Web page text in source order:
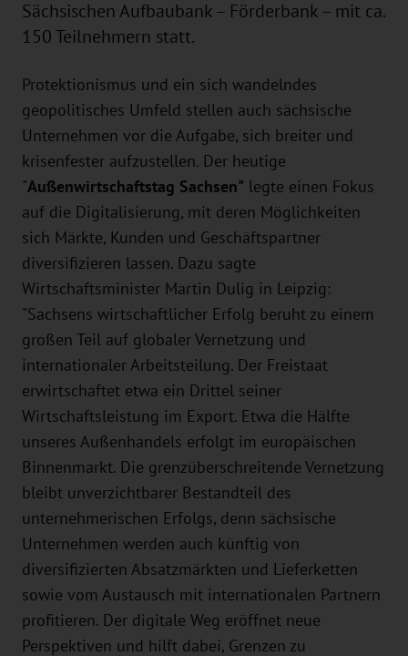
Sächsischen Aufbaubank – Förderbank – mit ca.
150 Teilnehmern statt.
Protektionismus und ein sich wandelndes
geopolitisches Umfeld stellen auch sächsische
Unternehmen vor die Aufgabe, sich breiter und
krisenfester aufzustellen. Der heutige
"Außenwirtschaftstag Sachsen" legte einen Fokus
auf die Digitalisierung, mit deren Möglichkeiten
sich Märkte, Kunden und Geschäftspartner
diversifizieren lassen. Dazu sagte
Wirtschaftsminister Martin Dulig in Leipzig:
"Sachsens wirtschaftlicher Erfolg beruht zu einem
großen Teil auf globaler Vernetzung und
internationaler Arbeitsteilung. Der Freistaat
erwirtschaftet etwa ein Drittel seiner
Wirtschaftsleistung im Export. Etwa die Hälfte
unseres Außenhandels erfolgt im europäischen
Binnenmarkt. Die grenzüberschreitende Vernetzung
bleibt unverzichtbarer Bestandteil des
unternehmerischen Erfolgs, denn sächsische
Unternehmen werden auch künftig von
diversifizierten Absatzmärkten und Lieferketten
sowie vom Austausch mit internationalen Partnern
profitieren. Der digitale Weg eröffnet neue
Perspektiven und hilft dabei, Grenzen zu